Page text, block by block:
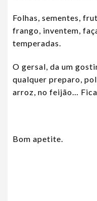
Folhas, sementes,
frango, inventem,
temperadas.
O gersal, da um
qualquer preparo,
arroz, no feijão…
Bom apetite.